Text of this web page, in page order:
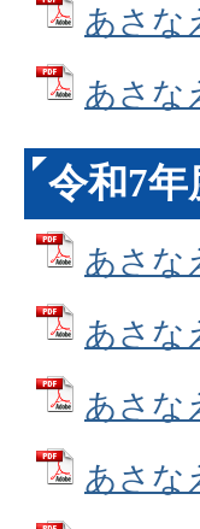
あさな
あさな
令和7年
あさな
あさな
あさな
あさな